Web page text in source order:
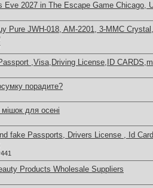
Eve 2027 in The Escape Game Chicago,
Pure JWH-018, AM-2201, 3-MMC
,Visa,Driving License,ID
порадите?
для осені
fake Passports, Drivers License , Id
Products Wholesale Suppliers